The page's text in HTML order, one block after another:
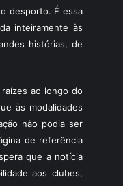
desporto. É essa
inteiramente às
histórias, de
ao longo do
às modalidades
não podia ser
de referência
que a notícia
aos clubes,